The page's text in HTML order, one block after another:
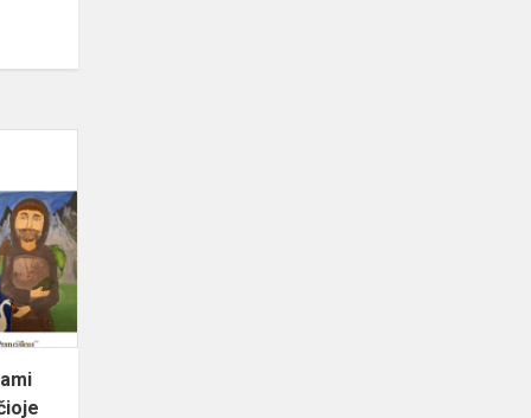
eksponuojami
Šv.
Jurgio
Kankinio